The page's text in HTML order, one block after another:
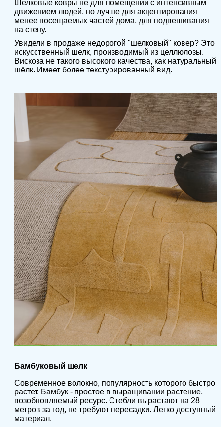
Шелковые ковры не для помещений с интенсивным
движением людей, но лучше для акцентирования
менее посещаемых частей дома, для подвешивания
на стену.
Увидели в продаже недорогой "шелковый" ковер? Это
искусственный шелк, производимый из целлюлозы.
Вискоза не такого высокого качества, как натуральный
шёлк. Имеет более текстурированный вид.
Бамбуковый шелк
Современное волокно, популярность которого быстро
растет. Бамбук - простое в выращивании растение,
возобновляемый ресурс. Стебли вырастают на 28
метров за год, не требуют пересадки. Легко доступный
материал.